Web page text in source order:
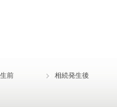
前 相続発生後